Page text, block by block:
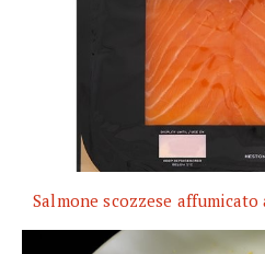
Salmone scozzese